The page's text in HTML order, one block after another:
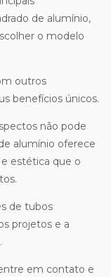
de alumínio,
o modelo
outros
benefícios únicos.
não pode
alumínio oferece
estética que o
de tubos
projetos e a
em contato e